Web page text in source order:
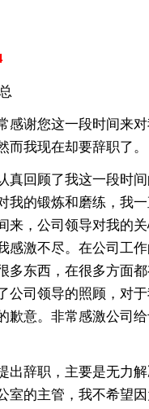
感谢您这一段时间来
而我现在却要辞职了。
真回顾了我这一段时
我的锻炼和磨练，我
来，公司领导对我的
感激不尽。在公司工
多东西，在很多方面都
公司领导的照顾，对
歉意。非常感激公司
出辞职，主要是无力
室的主管，我不希望